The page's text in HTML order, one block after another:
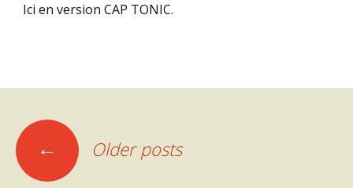
Ici en version CAP TONIC.
Posts
← Older posts